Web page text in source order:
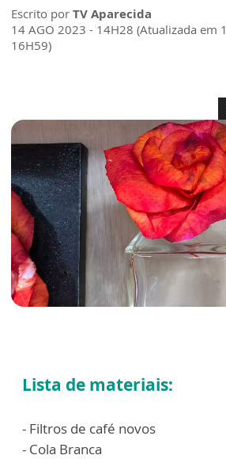
Escrito por TV Aparecida
14 AGO 2023 - 14H28 (Atualizada em
16H59)
Lista de materiais:
- Filtros de café novos
- Cola Branca